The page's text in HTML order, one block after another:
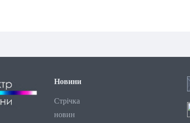
Новини
Стрічка
новин